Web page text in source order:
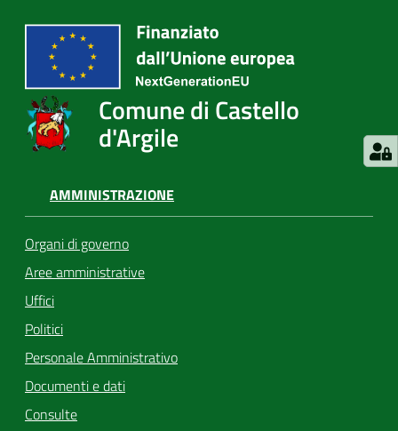
Comune di Castello
d'Argile
AMMINISTRAZIONE
Organi di governo
Aree amministrative
Uffici
Politici
Personale Amministrativo
Documenti e dati
Consulte